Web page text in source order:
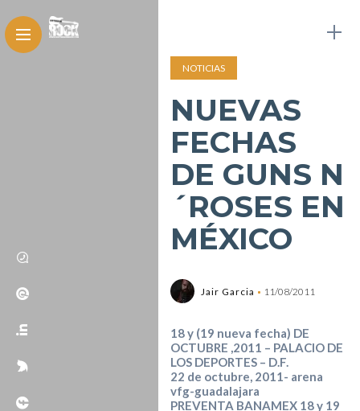
NOTICIAS
NUEVAS
FECHAS
DE GUNS N
´ROSES EN
MÉXICO
Jair Garcia 11/08/2011
18 y (19 nueva fecha) DE
OCTUBRE ,2011 – PALACIO DE
LOS DEPORTES – D.F.
22 de octubre, 2011- arena
vfg-guadalajara
PREVENTA BANAMEX 18 y 19